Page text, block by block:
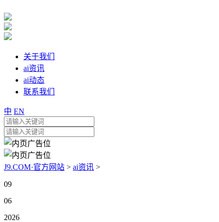
关于我们
ai资讯
ai动态
联系我们
中 EN
J9.COM·官方网站 > ai资讯 >
09
06
2026